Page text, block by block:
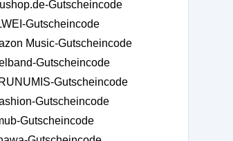
Gutscheincode
Gutscheincode
Music-Gutscheincode
Gutscheincode
Gutscheincode
Gutscheincode
Gutscheincode